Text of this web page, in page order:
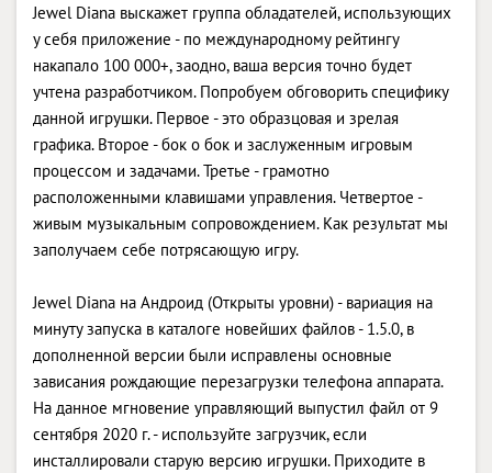
Jewel Diana выскажет группа обладателей, использующих
у себя приложение - по международному рейтингу
накапало 100 000+, заодно, ваша версия точно будет
учтена разработчиком. Попробуем обговорить специфику
данной игрушки. Первое - это образцовая и зрелая
графика. Второе - бок о бок и заслуженным игровым
процессом и задачами. Третье - грамотно
расположенными клавишами управления. Четвертое -
живым музыкальным сопровождением. Как результат мы
заполучаем себе потрясающую игру.
Jewel Diana на Андроид (Открыты уровни) - вариация на
минуту запуска в каталоге новейших файлов - 1.5.0, в
дополненной версии были исправлены основные
зависания рождающие перезагрузки телефона аппарата.
На данное мгновение управляющий выпустил файл от 9
сентября 2020 г. - используйте загрузчик, если
инсталлировали старую версию игрушки. Приходите в